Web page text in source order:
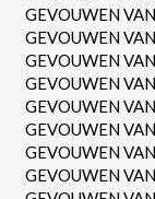
GEVOUWEN
GEVOUWEN
GEVOUWEN
GEVOUWEN
GEVOUWEN
GEVOUWEN
GEVOUWEN
GEVOUWEN